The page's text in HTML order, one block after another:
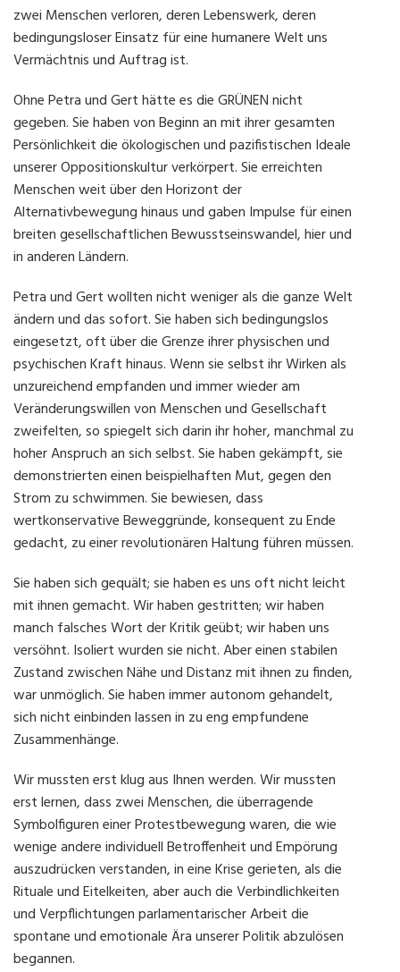
zwei Menschen verloren, deren Lebenswerk, deren
bedingungsloser Einsatz für eine humanere Welt uns
Vermächtnis und Auftrag ist.
Ohne Petra und Gert hätte es die GRÜNEN nicht
gegeben. Sie haben von Beginn an mit ihrer gesamten
Persönlichkeit die ökologischen und pazifistischen Ideale
unserer Oppositionskultur verkörpert. Sie erreichten
Menschen weit über den Horizont der
Alternativbewegung hinaus und gaben Impulse für einen
breiten gesellschaftlichen Bewusstseinswandel, hier und
in anderen Ländern.
Petra und Gert wollten nicht weniger als die ganze Welt
ändern und das sofort. Sie haben sich bedingungslos
eingesetzt, oft über die Grenze ihrer physischen und
psychischen Kraft hinaus. Wenn sie selbst ihr Wirken als
unzureichend empfanden und immer wieder am
Veränderungswillen von Menschen und Gesellschaft
zweifelten, so spiegelt sich darin ihr hoher, manchmal zu
hoher Anspruch an sich selbst. Sie haben gekämpft, sie
demonstrierten einen beispielhaften Mut, gegen den
Strom zu schwimmen. Sie bewiesen, dass
wertkonservative Beweggründe, konsequent zu Ende
gedacht, zu einer revolutionären Haltung führen müssen.
Sie haben sich gequält; sie haben es uns oft nicht leicht
mit ihnen gemacht. Wir haben gestritten; wir haben
manch falsches Wort der Kritik geübt; wir haben uns
versöhnt. Isoliert wurden sie nicht. Aber einen stabilen
Zustand zwischen Nähe und Distanz mit ihnen zu finden,
war unmöglich. Sie haben immer autonom gehandelt,
sich nicht einbinden lassen in zu eng empfundene
Zusammenhänge.
Wir mussten erst klug aus Ihnen werden. Wir mussten
erst lernen, dass zwei Menschen, die überragende
Symbolfiguren einer Protestbewegung waren, die wie
wenige andere individuell Betroffenheit und Empörung
auszudrücken verstanden, in eine Krise gerieten, als die
Rituale und Eitelkeiten, aber auch die Verbindlichkeiten
und Verpflichtungen parlamentarischer Arbeit die
spontane und emotionale Ära unserer Politik abzulösen
begannen.